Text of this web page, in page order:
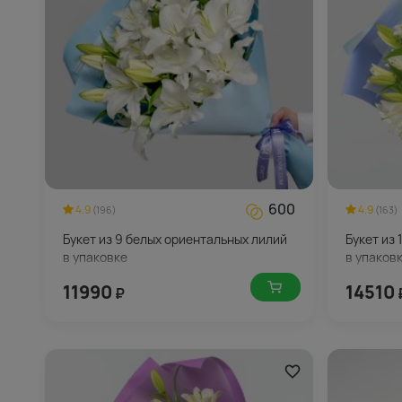
4.9 (196) 600
Букет из 9 белых ориентальных лилий
в упаковке
11990 ₽
4.9 (163)
Букет из
в
14510